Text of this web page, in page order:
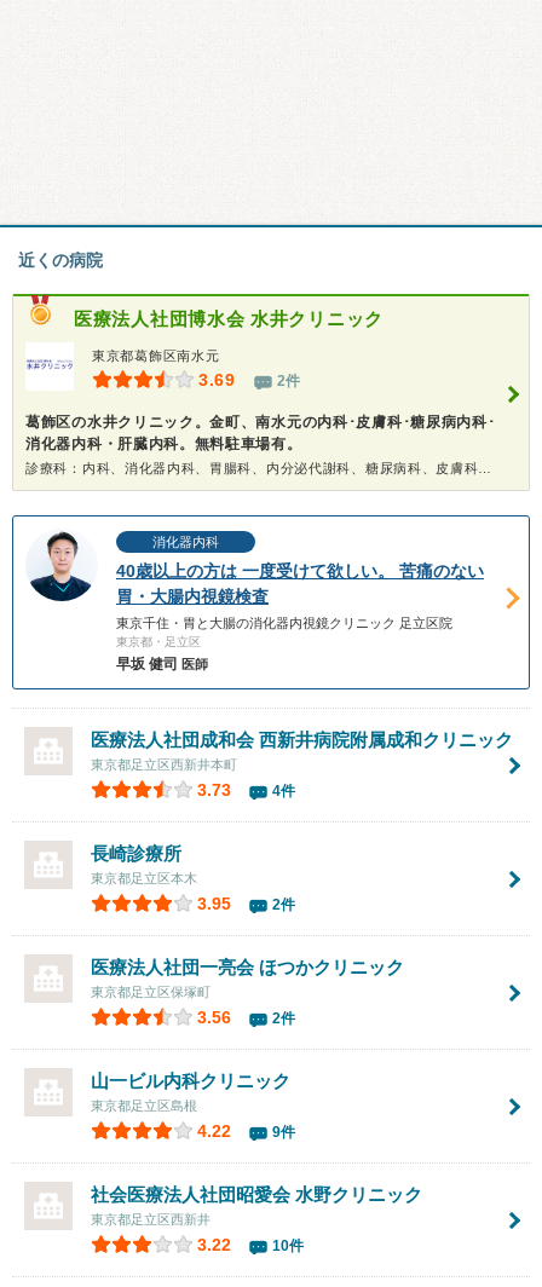
近くの病院
医療法人社団博水会 水井クリニック
東京都葛飾区南水元
3.69 2件
葛飾区の水井クリニック。金町、南水元の内科･皮膚科･糖尿病内科･
消化器内科・肝臓内科。無料駐車場有。
消化器内科
40歳以上の方は 一度受けて欲しい。 苦痛のない
胃・大腸内視鏡検査
東京千住・胃と大腸の消化器内視鏡クリニック 足立区院
東京都・足立区
早坂 健司 医師
医療法人社団成和会 西新井病院附属成和クリニック
東京都足立区西新井本町
3.73 4件
長崎診療所
東京都足立区本木
3.95 2件
医療法人社団一亮会ほつかクリニック
東京都足立区保塚町
3.56 2件
山一ビル内科クリニック
東京都足立区島根
4.22 9件
社会医療法人社団昭愛会 水野クリニック
東京都足立区西新井
3.22 10件